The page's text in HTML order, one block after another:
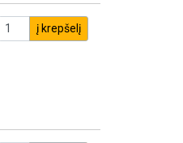
į krepšelį